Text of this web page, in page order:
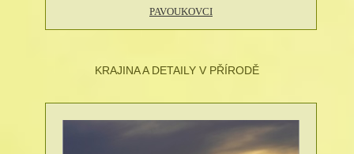
PAVOUKOVCI
KRAJINA A DETAILY V PŘÍRODĚ